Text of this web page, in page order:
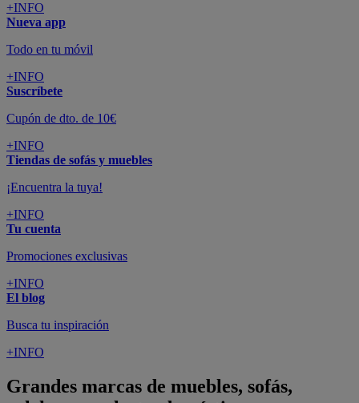
+INFO
Nueva app
Todo en tu móvil
+INFO
Suscríbete
Cupón de dto. de 10€
+INFO
Tiendas de sofás y muebles
¡Encuentra la tuya!
+INFO
Tu cuenta
Promociones exclusivas
+INFO
El blog
Busca tu inspiración
+INFO
Grandes marcas de muebles, sofás,